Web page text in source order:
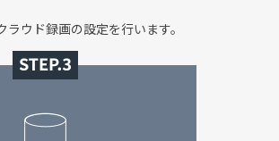
ウド録画の設定を行います。